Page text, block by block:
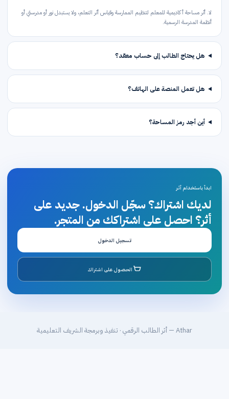
لا. أثر مساحة أكاديمية للمعلم لتنظيم الممارسة وقياس أثر التعلم، ولا يستبدل نور أو مدرستي أو
أنظمة المدرسة الرسمية.
هل يحتاج الطالب إلى حساب معقد؟
هل تعمل المنصة على الهاتف؟
أين أجد رمز المساحة؟
ابدأ باستخدام أثر
لديك اشتراك؟ سجّل الدخول. جديد على
أثر؟ احصل على اشتراكك من المتجر.
تسجيل الدخول
الحصول على اشتراك
Athar — أثر الطالب الرقمي · تنفيذ وبرمجة الشريف التعليمية